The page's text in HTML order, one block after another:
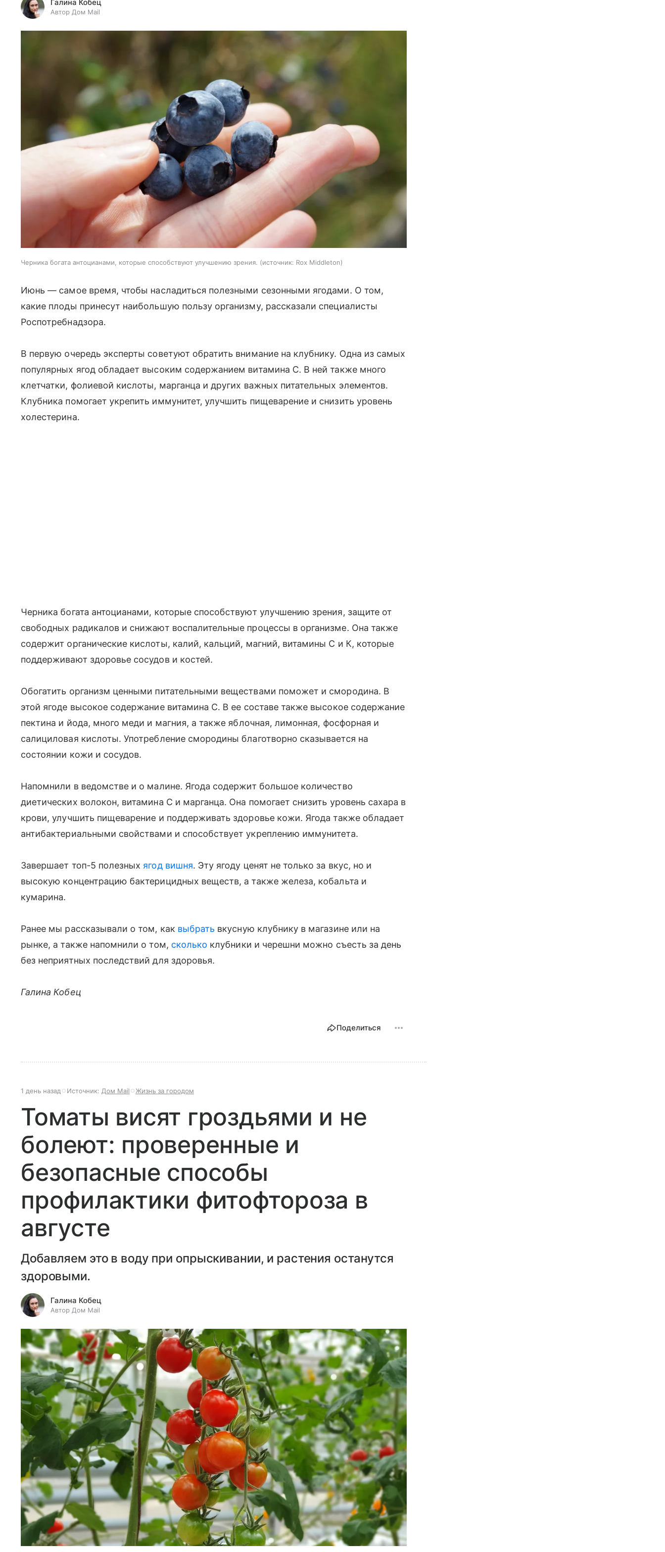
Галина Кобец
Автор Дом Mail
Черника богата антоцианами, которые способствуют улучшению зрения. источник: Rox Middleton
Июнь — самое время, чтобы насладиться полезными сезонными ягодами. О том,
какие плоды принесут наибольшую пользу организму, рассказали специалисты
Роспотребнадзора.
В первую очередь эксперты советуют обратить внимание на клубнику. Одна из самых
популярных ягод обладает высоким содержанием витамина С. В ней также много
клетчатки, фолиевой кислоты, марганца и других важных питательных элементов.
Клубника помогает укрепить иммунитет, улучшить пищеварение и снизить уровень
холестерина.
Черника богата антоцианами, которые способствуют улучшению зрения, защите от
свободных радикалов и снижают воспалительные процессы в организме. Она также
содержит органические кислоты, калий, кальций, магний, витамины С и К, которые
поддерживают здоровье сосудов и костей.
Обогатить организм ценными питательными веществами поможет и смородина. В
этой ягоде высокое содержание витамина С. В ее составе также высокое содержание
пектина и йода, много меди и магния, а также яблочная, лимонная, фосфорная и
салициловая кислоты. Употребление смородины благотворно сказывается на
состоянии кожи и сосудов.
Напомнили в ведомстве и о малине. Ягода содержит большое количество
диетических волокон, витамина С и марганца. Она помогает снизить уровень сахара в
крови, улучшить пищеварение и поддерживать здоровье кожи. Ягода также обладает
антибактериальными свойствами и способствует укреплению иммунитета.
Завершает топ-5 полезных ягод вишня. Эту ягоду ценят не только за вкус, но и
высокую концентрацию бактерицидных веществ, а также железа, кобальта и
кумарина.
Ранее мы рассказывали о том, как выбрать вкусную клубнику в магазине или на
рынке, а также напомнили о том, сколько клубники и черешни можно съесть за день
без неприятных последствий для здоровья.
Галина Кобец
Поделиться
1 день назад Источник: Дом Mail Жизнь за городом
Томаты висят гроздьями и не
болеют: проверенные и
безопасные способы
профилактики фитофтороза в
августе
Добавляем это в воду при опрыскивании, и растения останутся
здоровыми.
Галина Кобец
Автор Дом Mail